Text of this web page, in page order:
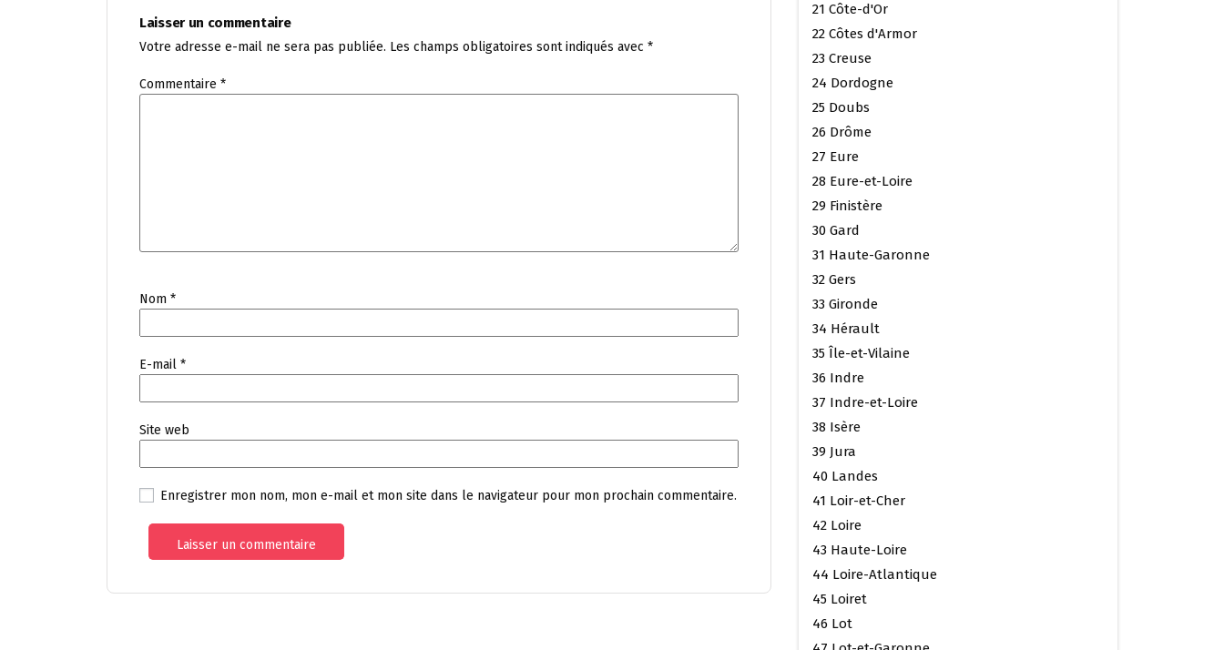
Laisser un commentaire
Votre adresse e-mail ne sera pas publiée. Les champs obligatoires sont indiqués avec *
Commentaire *
Nom *
E-mail *
Site web
Enregistrer mon nom, mon e-mail et mon site dans le navigateur pour mon prochain commentaire.
21 Côte-d'Or
22 Côtes d'Armor
23 Creuse
24 Dordogne
25 Doubs
26 Drôme
27 Eure
28 Eure-et-Loire
29 Finistère
30 Gard
31 Haute-Garonne
32 Gers
33 Gironde
34 Hérault
35 Île-et-Vilaine
36 Indre
37 Indre-et-Loire
38 Isère
39 Jura
40 Landes
41 Loir-et-Cher
42 Loire
43 Haute-Loire
44 Loire-Atlantique
45 Loiret
46 Lot